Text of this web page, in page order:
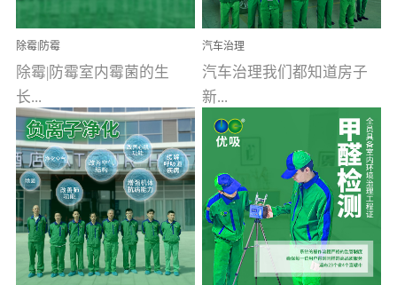
首的室内...
液来说，无...
除霉|防霉
除霉|防霉室内霉菌的生
长...
受温度、湿度、基质养
分、通风四个条件影响，
温暖潮湿、营养物质多、
通风缓慢的空间最易滋生
大量霉菌的...
汽车治理
汽车治理我们都知道房子
新...
装修完会有甲醛，其实汽
车的甲醛超标问题更为严
重。汽车的空间范围小，
配件、皮具、装饰多，这
些都是汽...